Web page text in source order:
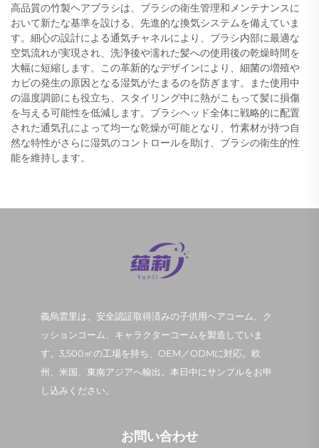
高品質の竹製ヘアブラシは、ブラシの衛生管理和メンテナンスに
おいて新たな基準を設ける、先進的な換気システムを備えていま
す。細心の設計による通気チャネルにより、ブラシ内部に最適な
空気流れが実現され、洗浄後や濡れた髪への使用後の乾燥時間を
大幅に短縮します。この革新的なデザインにより、細菌の増殖や
カビの発生の原因となる湿気がたまるのを防ぎます。また使用中
の温度調節にも役立ち、スタイリング中に熱がこもって髪に損傷
を与える可能性を低減します。ブラシヘッド全体に戦略的に配置
された通気孔によって均一な乾燥が可能となり、竹素材が持つ自
然な特性がさらに湿気のコントロールを助け、ブラシの衛生的性
能を維持します。
義烏雲里は、安全認証取得済みの子供用ヘアコーム、ク
ッションコーム、キャラクターコームを製造していま
す。3,500㎡の工場を持ち、OEM／ODMに対応。欧
州、米国、東南アジアへ輸出。本日中にサンプルをお申
し込みください。
お問い合わせ